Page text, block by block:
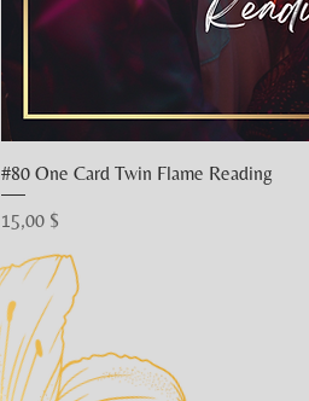
#80 One Card Twin Flame Reading
Preis
15,00 $